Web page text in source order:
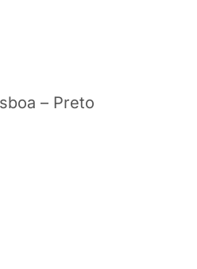
– Preto